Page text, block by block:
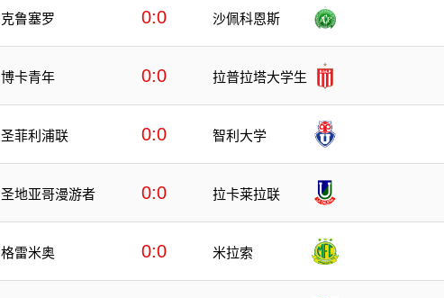
克鲁塞罗 0:0 沙佩科恩斯
博卡青年 0:0 拉普拉塔大学生
圣菲利浦联 0:0 智利大学
圣地亚哥漫游者 0:0 拉卡莱拉联
格雷米奥 0:0 米拉索